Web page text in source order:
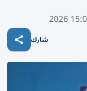
شارك